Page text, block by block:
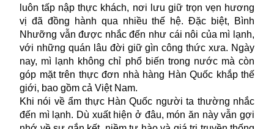
luôn tấp nập thực khách, nơi lưu giữ trọn vẹn hương
vị đã đồng hành qua nhiều thế hệ. Đặc biệt, Bình
Nhưỡng vẫn được nhắc đến như cái nôi của mì lạnh,
với những quán lâu đời giữ gìn công thức xưa. Ngày
nay, mì lạnh không chỉ phổ biến trong nước mà còn
góp mặt trên thực đơn nhà hàng Hàn Quốc khắp thế
giới, bao gồm cả Việt Nam.
Khi nói về ẩm thực Hàn Quốc người ta thường nhắc
đến mì lạnh. Dù xuất hiện ở đâu, món ăn này vẫn gợi